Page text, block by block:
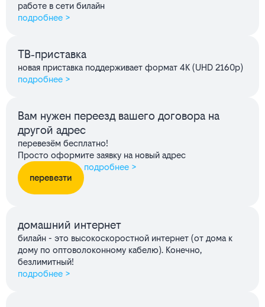
работе в сети билайн
подробнее >
ТВ‑приставка
новая приставка поддерживает формат 4K (UHD 2160p)
подробнее >
Вам нужен переезд вашего договора на
другой адрес
перевезём бесплатно!
Просто оформите заявку на новый адрес
перевезти
подробнее >
домашний интернет
билайн - это высокоскоростной интернет (от дома к
дому по оптоволоконному кабелю). Конечно,
безлимитный!
подробнее >